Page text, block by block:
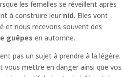
les femelles se réveillent après
à construire leur nid. Elles vont
et nous recevons souvent des
guêpes en automne.
pas un sujet à prendre à la légère.
vous mettre en danger ainsi que vos